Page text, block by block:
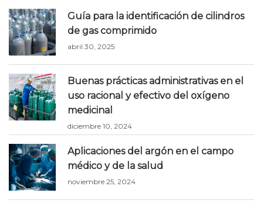
Guía para la identificación de cilindros
de gas comprimido
abril 30, 2025
Buenas prácticas administrativas en el
uso racional y efectivo del oxígeno
medicinal
diciembre 10, 2024
Aplicaciones del argón en el campo
médico y de la salud
noviembre 25, 2024